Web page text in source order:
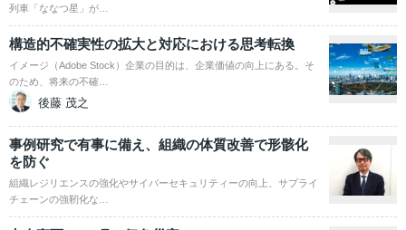
列車「ななつ星」が…
構造的不確実性の拡大と対応における思考転換
イメージ（Adobe Stock）企業の目的は、企業価値の向上にある。そ
のため、将来の不確…
後藤 茂之
事例研究で有事に備え、組織の体質改善で形骸化
を防ぐ
組織レジリエンスの強化やサイバーセキュリティーの向上、サプライ
チェーンの強靭化な…